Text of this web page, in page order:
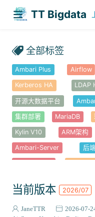
TT Bigdata
全部标签
Ambari Plus Airflow
Kerberos HA LDAP
开源大数据平台
集群部署 MariaDB
Kylin V10 ARM架构
Ambari-Server 后
Knox Hue
Ambari-Metrics
当前版本 2026/07
JaneTTR 2026-07-